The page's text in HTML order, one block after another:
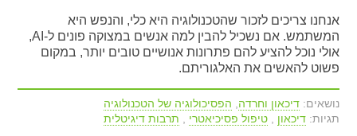
אנחנו צריכים לזכור שהטכנולוגיה היא כלי, והנפש היא
המשתמש. אם נשכיל להבין למה אנשים במצוקה פונים ל-AI,
אולי נוכל להציע להם פתרונות אנושיים טובים יותר, במקום
פשוט להאשים את האלגוריתם.
נושאים:דיכאון וחרדה
הפסיכולוגיה של הטכנולוגיה
תגיות:דיכאון ,טיפול פסיכיאטרי תרבות דיגיטלית